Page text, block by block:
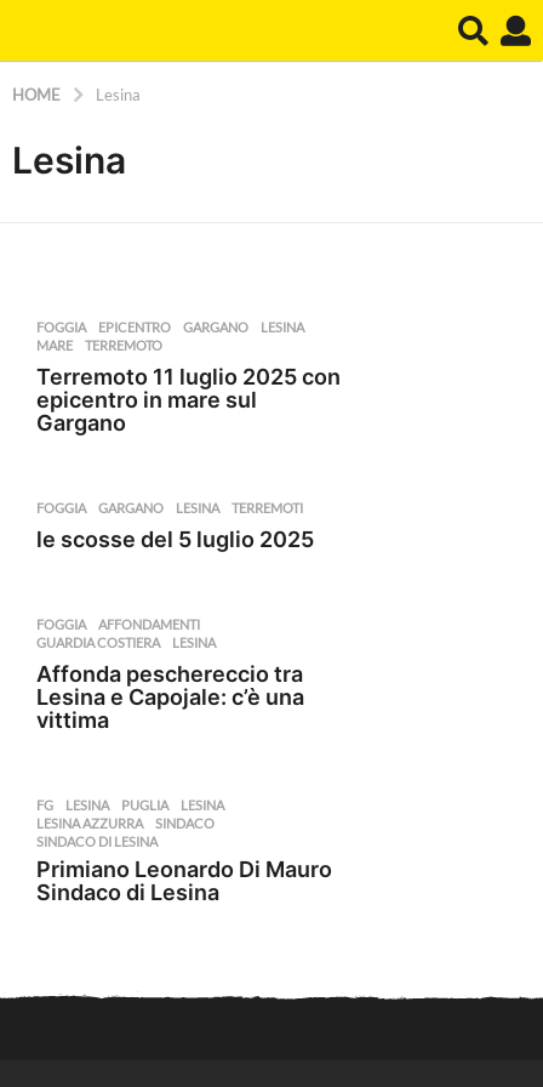
HOME Lesina
Lesina
FOGGIA EPICENTRO ,GARGANO ,LESINA
MARE
,TERREMOTO
Terremoto 11 luglio 2025 con
epicentro in mare sul
Gargano
FOGGIA GARGANO ,LESINA ,TERREMOTI
le scosse del 5 luglio 2025
FOGGIA AFFONDAMENTI
GUARDIA COSTIERA
,LESINA
Affonda peschereccio tra
Lesina e Capojale: c’è una
vittima
FG ,LESINA ,PUGLIA LESINA
LESINA AZZURRA
,SINDACO
SINDACO DI LESINA
Primiano Leonardo Di Mauro
Sindaco di Lesina